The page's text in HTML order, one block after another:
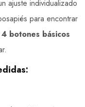
ajuste individualizado
para encontrar
4 botones básicos